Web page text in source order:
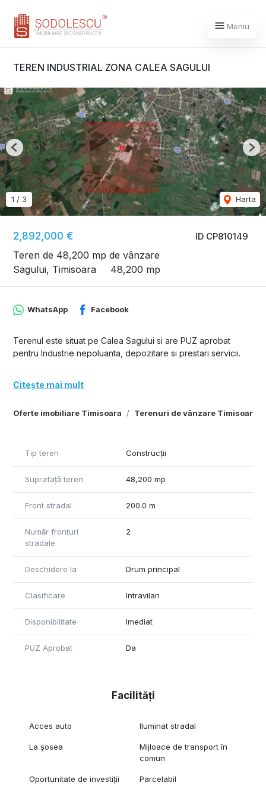
Meniu
TEREN INDUSTRIAL ZONA CALEA SAGULUI
ID CP810149
2,892,000 €
Teren de 48,200 mp de vânzare
Sagului, Timisoara
48,200 mp
1 / 3 Harta
Previous
Oferte imobiliare Timisoara Terenuri de vânzare Timisoara
WhatsApp Facebook
Terenul este situat pe Calea Sagului si are PUZ aprobat
pentru Industrie nepoluanta, depozitare si prestari servicii.
Citește mai mult
Tip teren Construcții
Suprafață teren 48,200 mp
Front stradal 200.0 m
Număr fronturi
stradale
2
Deschidere la Drum principal
Clasificare Intravilan
Disponibilitate Imediat
PUZ Aprobat Da
Facilități
Acces auto Iluminat stradal
La șosea
Mijloace de transport în
comun
Oportunitate de investiții Parcelabil